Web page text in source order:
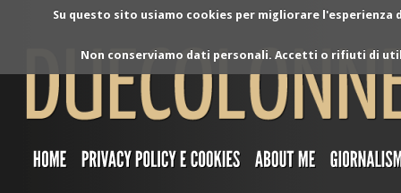
Su questo sito usiamo cookies per migliorare
Non conserviamo dati personali. Accetti o rifiuti di